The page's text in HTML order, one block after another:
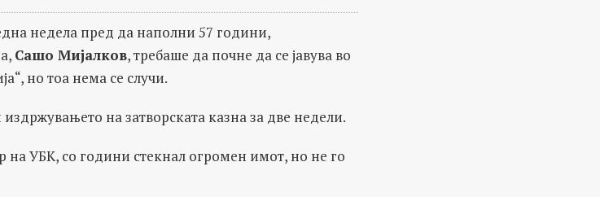
недела пред да наполни 57 години,
Сашо Мијалков, требаше да почне да се јавува во
но тоа нема се случи.
на затворската казна за две недели.
УБК, со години стекнал огромен имот, но не го